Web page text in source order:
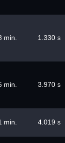
min. 1.330 s
min. 3.970 s
min. 4.019 s